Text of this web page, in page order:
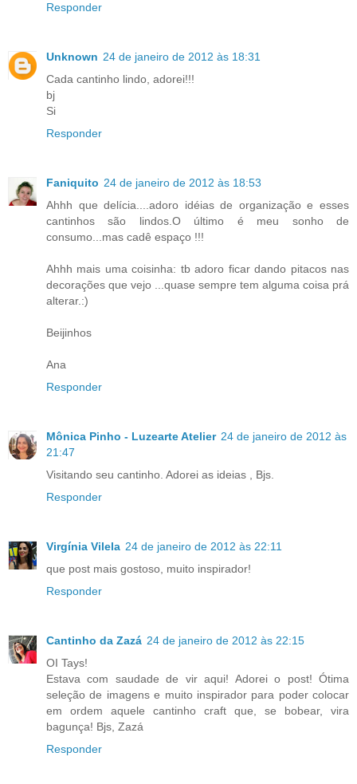
Responder
Unknown 24 de janeiro de 2012 às 18:31
Cada cantinho lindo, adorei!!!
bj
Si
Responder
Faniquito 24 de janeiro de 2012 às 18:53
Ahhh que delícia....adoro idéias de organização e esses
cantinhos são lindos.O último é meu sonho de
consumo...mas cadê espaço !!!
Ahhh mais uma coisinha: tb adoro ficar dando pitacos nas
decorações que vejo ...quase sempre tem alguma coisa prá
alterar.:)
Beijinhos
Ana
Responder
Mônica Pinho - Luzearte Atelier 24 de janeiro de 2012 às
21:47
Visitando seu cantinho. Adorei as ideias , Bjs.
Responder
Virgínia Vilela 24 de janeiro de 2012 às 22:11
que post mais gostoso, muito inspirador!
Responder
Cantinho da Zazá 24 de janeiro de 2012 às 22:15
OI Tays!
Estava com saudade de vir aqui! Adorei o post! Ótima
seleção de imagens e muito inspirador para poder colocar
em ordem aquele cantinho craft que, se bobear, vira
bagunça! Bjs, Zazá
Responder